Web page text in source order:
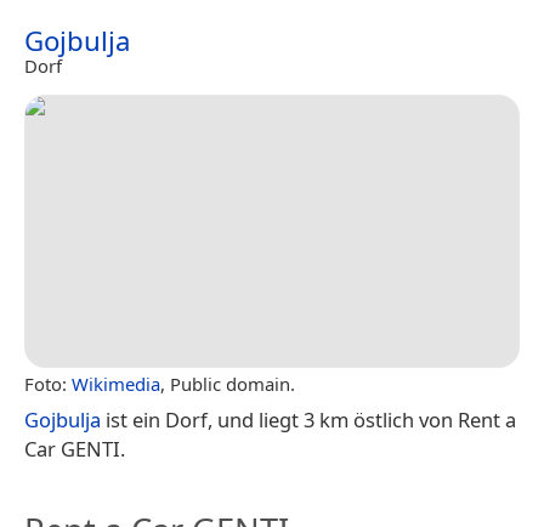
Gojbulja
Dorf
Foto: Wikimedia, Public domain.
Gojbulja ist ein Dorf, und liegt 3 km östlich von Rent a
Car GENTI.